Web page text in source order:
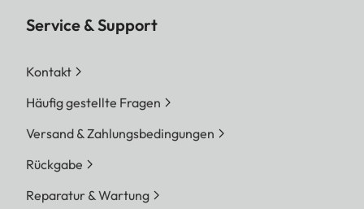
Service & Support
Kontakt
Häufig gestellte Fragen
Versand & Zahlungsbedingungen
Rückgabe
Reparatur & Wartung